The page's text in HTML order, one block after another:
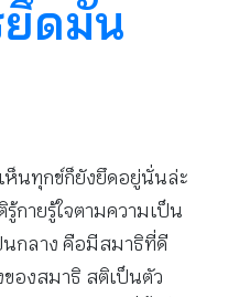
ยึดมั่น
เห็นทุกข์ก็ยังยึดอยู่นั่นล่ะ
กายรู้ใจตามความเป็น
นกลาง คือมีสมาธิที่ดี
องสมาธิ สติเป็นตัว